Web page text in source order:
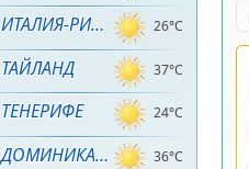
26°C
ИТАЛИЯ-РИМИНИ
37°C
ТАЙЛАНД
24°C
ТЕНЕРИФЕ
36°C
ДОМИНИКАНА